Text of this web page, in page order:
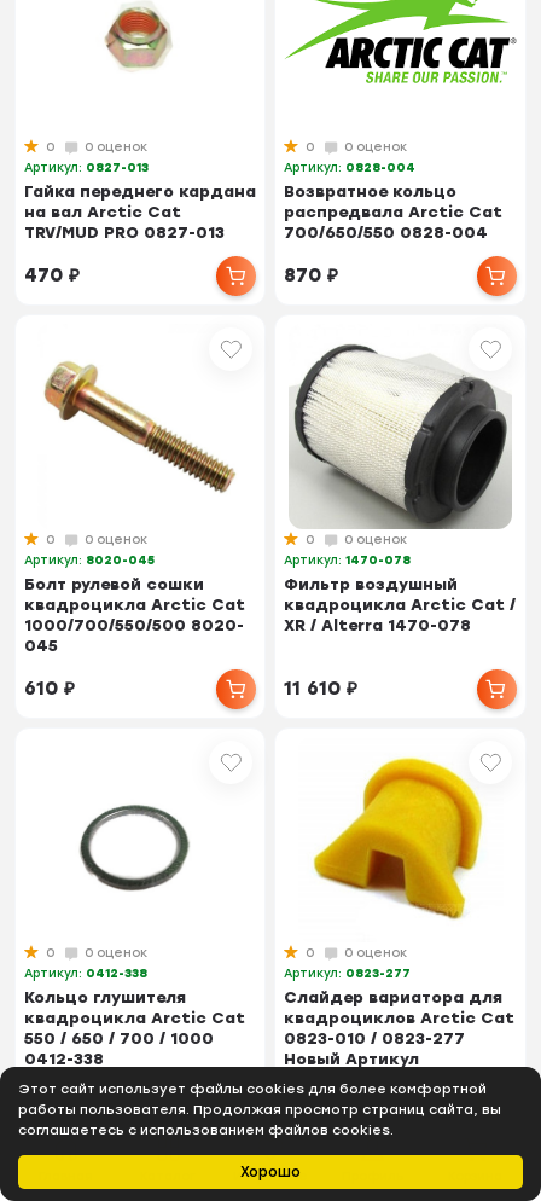
Хорошо
Этот сайт использует файлы cookies для более комфортной
работы пользователя. Продолжая просмотр страниц сайта, вы
соглашаетесь с использованием файлов cookies.
Избранное
0
0 оценок
Артикул: 0827-013
Гайка переднего кардана
на вал Arctic Cat
TRV/MUD PRO 0827-013
470₽
0
0 оценок
Артикул: 0828-004
Возвратное кольцо
распредвала Arctic Cat
700/650/550 0828-004
870₽
0
0 оценок
Артикул: 8020-045
Болт рулевой сошки
квадроцикла Arctic Cat
1000/700/550/500 8020-
045
610₽
0
0 оценок
Артикул:1470-078
Фильтр воздушный
квадроцикла Arctic Cat /
XR / Alterra 1470-078
11 610₽
0
0 оценок
Артикул: 0412-338
Кольцо глушителя
квадроцикла Arctic Cat
550 / 650 / 700 / 1000
0412-338
1 900
0
0 оценок
Артикул: 0823-277
Слайдер вариатора для
квадроциклов Arctic Cat
0823-010 / 0823-277
Новый Артикул
770